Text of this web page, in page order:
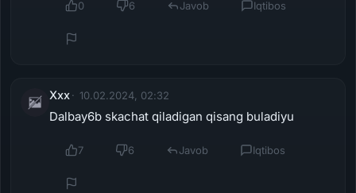
0 6 Javob Iqtibos
Xxx 10.02.2024, 02:32
Dalbay6b skachat qiladigan qisang buladiyu
7 6 Javob Iqtibos